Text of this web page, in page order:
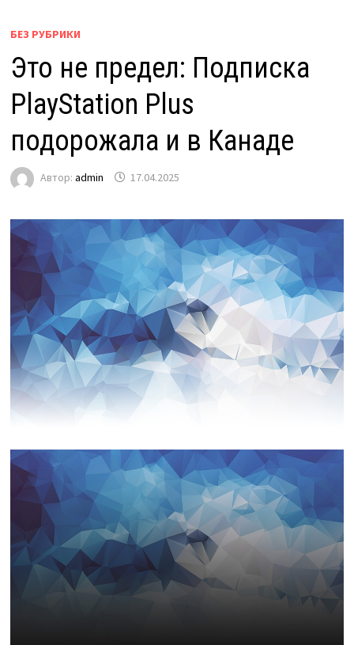
БЕЗ РУБРИКИ
Это не предел: Подписка
PlayStation Plus
подорожала и в Канаде
Автор: admin 17.04.2025